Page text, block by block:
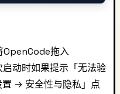
OpenCode拖入
动时如果提示「无法验
→ 安全性与隐私」点